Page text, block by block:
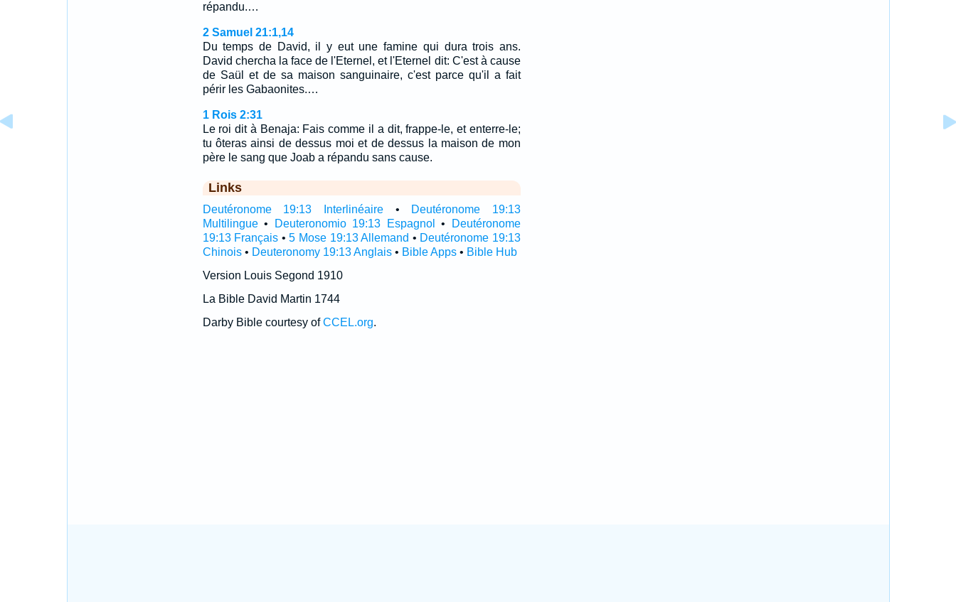
répandu.…
2 Samuel 21:1,14
Du temps de David, il y eut une famine qui dura trois ans.
David chercha la face de l'Eternel, et l'Eternel dit: C'est à cause
de Saül et de sa maison sanguinaire, c'est parce qu'il a fait
périr les Gabaonites.…
1 Rois 2:31
Le roi dit à Benaja: Fais comme il a dit, frappe-le, et enterre-le;
tu ôteras ainsi de dessus moi et de dessus la maison de mon
père le sang que Joab a répandu sans cause.
Links
Deutéronome 19:13 Interlinéaire•
Deutéronome 19:13
Multilingue• Deuteronomio 19:13 Espagnol •
Deutéronome
19:13 Français •5 Mose 19:13 Allemand • Deutéronome 19:13
Chinois• Deuteronomy 19:13 Anglais• Bible Apps• Bible Hub
Version Louis Segond 1910
La Bible David Martin 1744
Darby Bible courtesy ofCCEL.org.